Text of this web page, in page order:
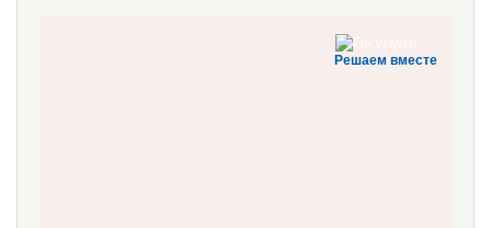
Решаем вместе